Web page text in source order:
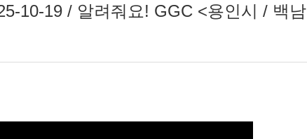
10-19 / 알려줘요! GGC <용인시 / 백